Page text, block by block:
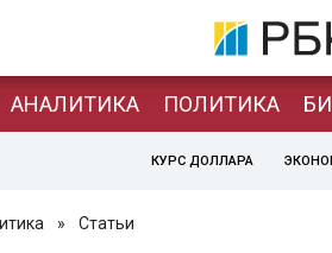
АНАЛИТИКА ПОЛИТИКА
КУРС ДОЛЛАРА
» Статьи